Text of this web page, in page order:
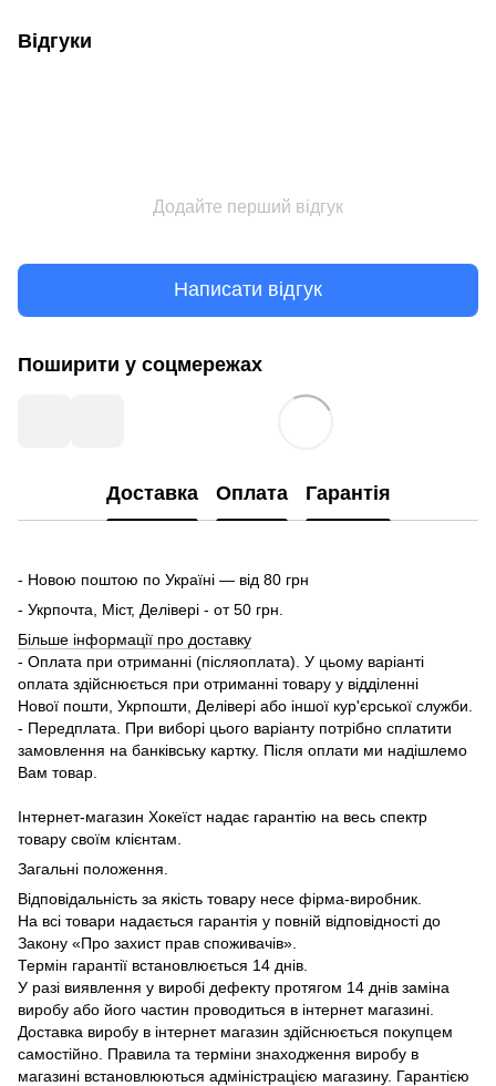
Відгуки
Додайте перший відгук
Написати відгук
Поширити у соцмережах
Доставка Оплата Гарантія
- Новою поштою по Україні — від 80 грн
- Укрпочта, Міст, Делівері - от 50 грн.
Більше інформації про доставку
- Оплата при отриманні (післяоплата). У цьому варіанті
оплата здійснюється при отриманні товару у відділенні
Нової пошти, Укрпошти, Делівері або іншої кур'єрської служби.
- Передплата. При виборі цього варіанту потрібно сплатити
замовлення на банківську картку. Після оплати ми надішлемо
Вам товар.
Інтернет-магазин Хокеїст надає гарантію на весь спектр
товару своїм клієнтам.
Загальні положення.
Відповідальність за якість товару несе фірма-виробник.
На всі товари надається гарантія у повній відповідності до
Закону «Про захист прав споживачів».
Термін гарантії встановлюється 14 днів.
У разі виявлення у виробі дефекту протягом 14 днів заміна
виробу або його частин проводиться в інтернет магазині.
Доставка виробу в інтернет магазин здійснюється покупцем
самостійно. Правила та терміни знаходження виробу в
магазині встановлюються адміністрацією магазину. Гарантією